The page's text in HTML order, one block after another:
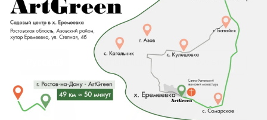
(1)
Раскрыть весь список
Найден 1 товар